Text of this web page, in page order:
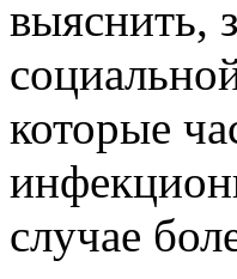
выяснить,
которые
случае